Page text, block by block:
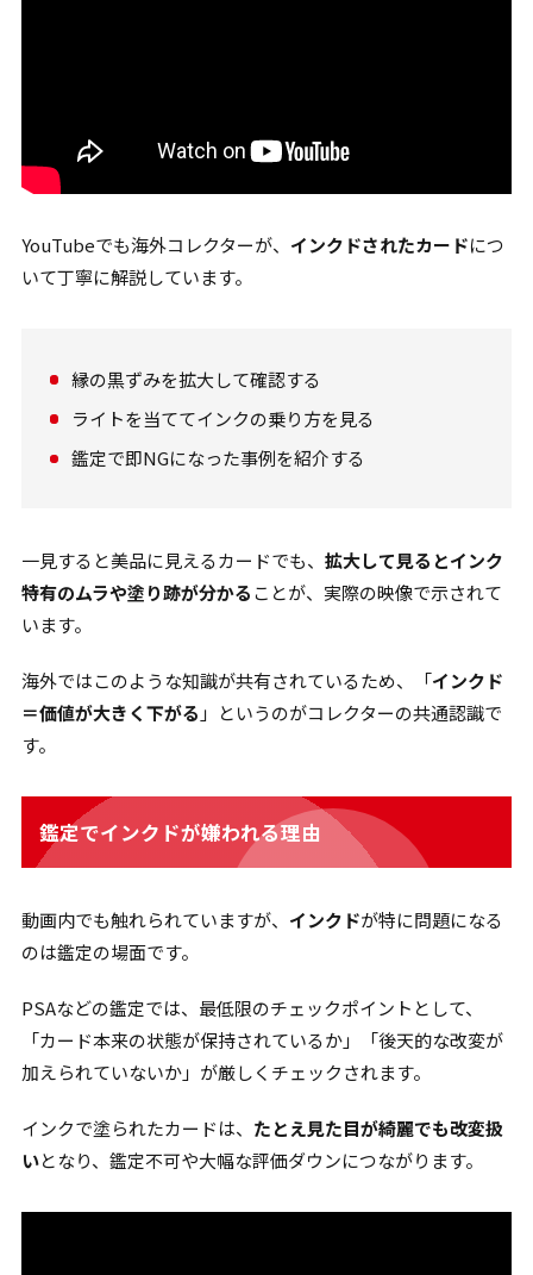
YouTubeでも海外コレクターが、 インクドされたカードにつ
いて丁寧に解説しています。
縁の黒ずみを拡大して確認する
ライトを当ててインクの乗り方を見る
鑑定で即NGになった事例を紹介する
一見すると美品に見えるカードでも、 拡大して見るとインク
特有のムラや塗り跡が分かることが、実際の映像で示されて
います。
海外ではこのような知識が共有されているため、「インクド
＝価値が大きく下がる 」というのがコレクターの共通認識で
す。
鑑定でインクドが嫌われる理由
動画内でも触れられていますが、 インクドが特に問題になる
のは鑑定の場面です。
PSAなどの鑑定では、最低限のチェックポイントとして、
「カード本来の状態が保持されているか」「後天的な改変が
加えられていないか」が厳しくチェックされます。
インクで塗られたカードは、 たとえ見た目が綺麗でも改変扱
いとなり、鑑定不可や大幅な評価ダウンにつながります。